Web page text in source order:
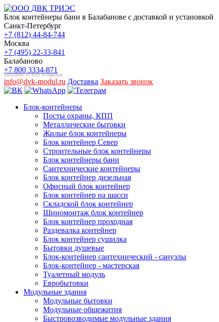
Блок контейнеры бани в Балабанове с доставкой и установкой
Санкт-Петербург
+7 (812) 44-84-744
Москва
+7 (495) 22-33-841
Балабаново
+7 800 3334-871
бесплатно со всех телефонов
info@dvk-modul.ru Доставка Заказать звонок
Блок-контейнеры
Посты охраны, КПП
Металлические бытовки
Жилые блок контейнеры
Блок контейнер Север
Строительные блок контейнеры
Блок контейнеры бани
Сантехнические контейнеры
Блок контейнер дизельная
Офисный блок контейнер
Блок контейнер на шасси
Складской блок контейнер
Шиномонтаж блок контейнер
Блок контейнер проходная
Раздевалка контейнер
Блок контейнер сушилка
Бытовки душевые
Блок-контейнер сантехнический - санузлы
Блок-контейнер - мастерская
Туалетный модуль
Евробытовки
Модульные здания
Модульные бытовки
Модульные общежития
Быстровозводимые модульные здания